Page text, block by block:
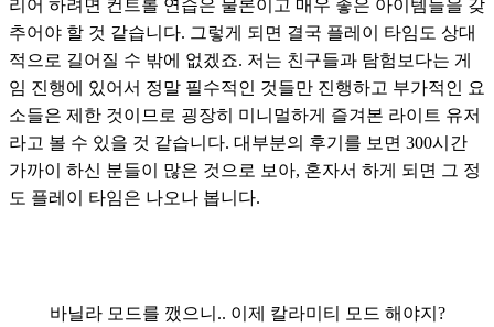
리어 하려면 컨트롤 연습은 물론이고 매우 좋은 아이템들을 갖
추어야 할 것 같습니다. 그렇게 되면 결국 플레이 타임도 상대
적으로 길어질 수 밖에 없겠죠. 저는 친구들과 탐험보다는 게
임 진행에 있어서 정말 필수적인 것들만 진행하고 부가적인 요
소들은 제한 것이므로 굉장히 미니멀하게 즐겨본 라이트 유저
라고 볼 수 있을 것 같습니다. 대부분의 후기를 보면 300시간
가까이 하신 분들이 많은 것으로 보아, 혼자서 하게 되면 그 정
도 플레이 타임은 나오나 봅니다.
바닐라 모드를 깼으니.. 이제 칼라미티 모드 해야지?